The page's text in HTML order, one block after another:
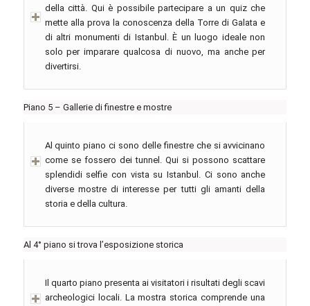
della città. Qui è possibile partecipare a un quiz che
mette alla prova la conoscenza della Torre di Galata e
di altri monumenti di Istanbul. È un luogo ideale non
solo per imparare qualcosa di nuovo, ma anche per
divertirsi.
Piano 5 – Gallerie di finestre e mostre
Al quinto piano ci sono delle finestre che si avvicinano
come se fossero dei tunnel. Qui si possono scattare
splendidi selfie con vista su Istanbul. Ci sono anche
diverse mostre di interesse per tutti gli amanti della
storia e della cultura.
Al 4° piano si trova l’esposizione storica
Il quarto piano presenta ai visitatori i risultati degli scavi
archeologici locali. La mostra storica comprende una